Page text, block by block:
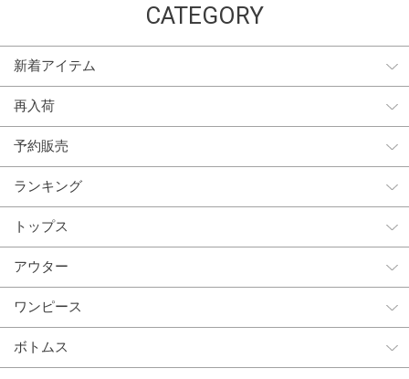
CATEGORY
新着アイテム
再入荷
予約販売
ランキング
トップス
アウター
ワンピース
ボトムス